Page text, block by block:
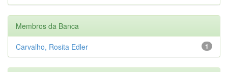
Membros da Banca
1
Carvalho, Rosita Edler